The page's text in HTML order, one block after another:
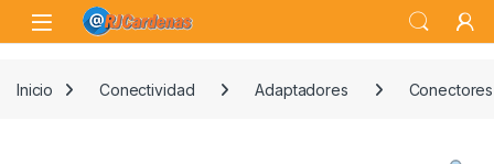
Skip to navigation
Skip to content
Open
Inicio Conectividad Adaptadores